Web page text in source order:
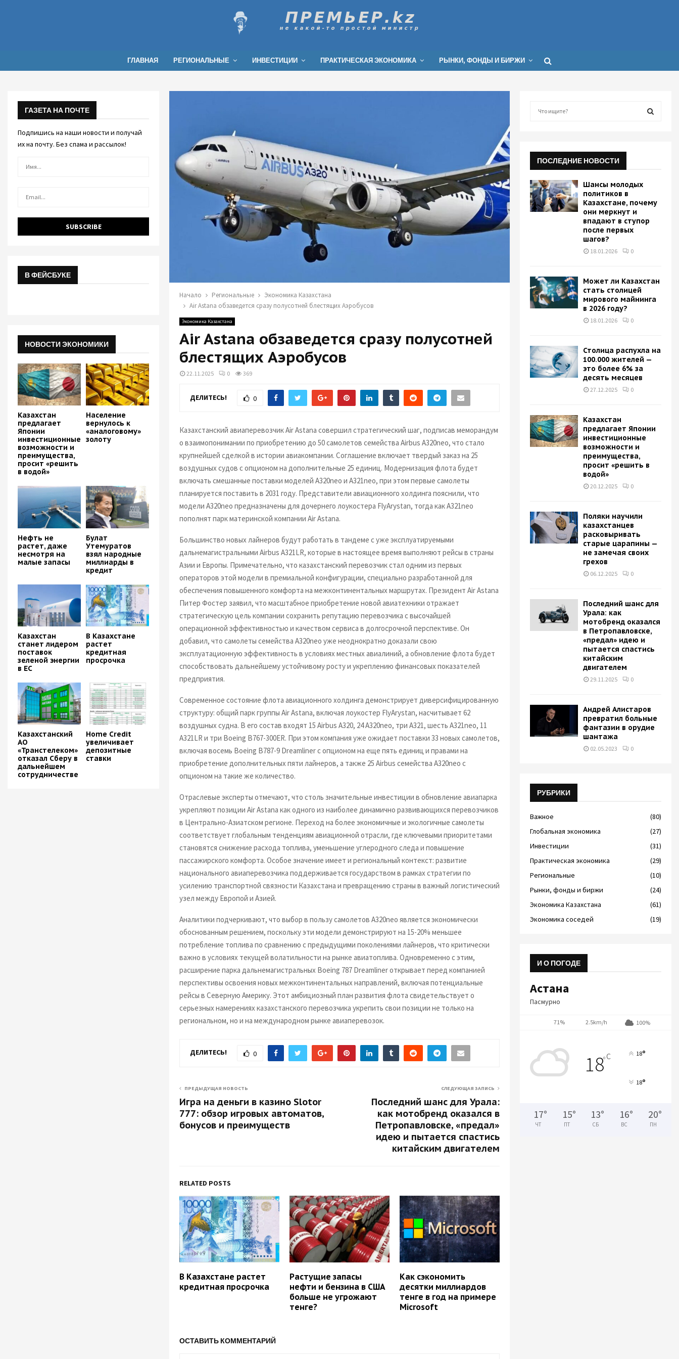
ГЛАВНАЯ РЕГИОНАЛЬНЫЕ ИНВЕСТИЦИИ ПРАКТИЧЕСКАЯ ЭКОНОМИКА РЫНКИ, ФОНДЫ И БИРЖИ
Начало Региональные
Экономика Казахстана
Air Astana обзаведется сразу полусотней блестящих Аэробусов
Экономика Казахстана
Air Astana обзаведется сразу полусотней
блестящих Аэробусов
22.11.2025 0 369
ДЕЛИТЕСЬ! 0
Казахстанский авиаперевозчик Air Astana совершил стратегический шаг, подписав меморандум
о взаимопонимании по приобретению до 50 самолетов семейства Airbus A320neo, что стало
крупнейшей сделкой в истории авиакомпании. Соглашение включает твердый заказ на 25
воздушных судов с опционом на дополнительные 25 единиц. Модернизация флота будет
включать смешанные поставки моделей A320neo и A321neo, при этом первые самолеты
планируется поставить в 2031 году. Представители авиационного холдинга пояснили, что
модели A320neo предназначены для дочернего лоукостера FlyArystan, тогда как A321neo
пополнят парк материнской компании Air Astana.
Большинство новых лайнеров будут работать в тандеме с уже эксплуатируемыми
дальнемагистральными Airbus A321LR, которые в настоящее время выполняют рейсы в страны
Азии и Европы. Примечательно, что казахстанский перевозчик стал одним из первых
операторов этой модели в премиальной конфигурации, специально разработанной для
обеспечения повышенного комфорта на межконтинентальных маршрутах. Президент Air Astana
Питер Фостер заявил, что масштабное приобретение новой авиатехники отражает
стратегическую цель компании сохранить репутацию перевозчика с высочайшей
операционной эффективностью и качеством сервиса в долгосрочной перспективе. Он
добавил, что самолеты семейства A320neo уже неоднократно доказали свою
эксплуатационную эффективность в условиях местных авиалиний, а обновление флота будет
способствовать дальнейшему устойчивому росту и укреплению финансовых показателей
предприятия.
Современное состояние флота авиационного холдинга демонстрирует диверсифицированную
структуру: общий парк группы Air Astana, включая лоукостер FlyArystan, насчитывает 62
воздушных судна. В его состав входят 15 Airbus A320, 24 A320neo, три A321, шесть A321neo, 11
A321LR и три Boeing B767-300ER. При этом компания уже ожидает поставки 33 новых самолетов,
включая восемь Boeing B787-9 Dreamliner с опционом на еще пять единиц и правами на
приобретение дополнительных пяти лайнеров, а также 25 Airbus семейства A320neo с
опционом на такие же количество.
Отраслевые эксперты отмечают, что столь значительные инвестиции в обновление авиапарка
укрепляют позиции Air Astana как одного из наиболее динамично развивающихся перевозчиков
в Центрально-Азиатском регионе. Переход на более экономичные и экологичные самолеты
соответствует глобальным тенденциям авиационной отрасли, где ключевыми приоритетами
становятся снижение расхода топлива, уменьшение углеродного следа и повышение
пассажирского комфорта. Особое значение имеет и региональный контекст: развитие
национального авиаперевозчика поддерживается государством в рамках стратегии по
усилению транспортной связности Казахстана и превращению страны в важный логистический
узел между Европой и Азией.
Аналитики подчеркивают, что выбор в пользу самолетов A320neo является экономически
обоснованным решением, поскольку эти модели демонстрируют на 15-20% меньшее
потребление топлива по сравнению с предыдущими поколениями лайнеров, что критически
важно в условиях текущей волатильности на рынке авиатоплива. Одновременно с этим,
расширение парка дальнемагистральных Boeing 787 Dreamliner открывает перед компанией
перспективы освоения новых межконтинентальных направлений, включая потенциальные
рейсы в Северную Америку. Этот амбициозный план развития флота свидетельствует о
серьезных намерениях казахстанского перевозчика укрепить свои позиции не только на
региональном, но и на международном рынке авиаперевозок.
ДЕЛИТЕСЬ! 0
ПРЕДЫДУЩАЯ НОВОСТЬ
Игра на деньги в казино Slotor
777: обзор игровых автоматов,
бонусов и преимуществ
СЛЕДУЮЩАЯ ЗАПИСЬ
Последний шанс для Урала:
как мотобренд оказался в
Петропавловске, «предал»
идею и пытается спастись
китайским двигателем
RELATED POSTS
В Казахстане растет
кредитная просрочка
Растущие запасы
нефти и бензина в США
больше не угрожают
тенге?
Как сэкономить
десятки миллиардов
тенге в год на примере
Microsoft
ОСТАВИТЬ КОММЕНТАРИЙ
ГАЗЕТА НА ПОЧТЕ
Подпишись на наши новости и получай
их на почту. Без спама и рассылок!
В ФЕЙСБУКЕ
НОВОСТИ ЭКОНОМИКИ
Казахстан
предлагает
Японии
инвестиционные
возможности и
преимущества,
просит «решить
в водой»
Население
вернулось к
«аналоговому»
золоту
Нефть не
растет, даже
несмотря на
малые запасы
Булат
Утемуратов
взял народные
миллиарды в
кредит
Казахстан
станет лидером
поставок
зеленой энергии
в ЕС
В Казахстане
растет
кредитная
просрочка
Казахстанский
АО
«Транстелеком»
отказал Сберу в
дальнейшем
сотрудничестве
Home Credit
увеличивает
депозитные
ставки
f
o
r
:
ПОСЛЕДНИЕ НОВОСТИ
Шансы молодых
политиков в
Казахстане, почему
они меркнут и
впадают в ступор
после первых
шагов?
18.01.2026 0
Может ли Казахстан
стать столицей
мирового майнинга
в 2026 году?
18.01.2026 0
Столица распухла на
100.000 жителей —
это более 6% за
десять месяцев
27.12.2025 0
Казахстан
предлагает Японии
инвестиционные
возможности и
преимущества,
просит «решить в
водой»
20.12.2025 0
Поляки научили
казахстанцев
расковыривать
старые царапины —
не замечая своих
грехов
06.12.2025 0
Последний шанс для
Урала: как
мотобренд оказался
в Петропавловске,
«предал» идею и
пытается спастись
китайским
двигателем
29.11.2025 0
Андрей Алистаров
превратил больные
фантазии в орудие
шантажа
02.05.2023 0
РУБРИКИ
Важное
(80)
Глобальная экономика
(27)
Инвестиции
(31)
Практическая экономика
(29)
Региональные
(10)
Рынки, фонды и биржи
(24)
Экономика Казахстана
(61)
Экономика соседей
(19)
И О ПОГОДЕ
Астана
Пасмурно
71% 2.5km/h 100%
18°C 18°
18°
17°
ЧТ
15°
ПТ
13°
СБ
16°
ВС
20°
ПН